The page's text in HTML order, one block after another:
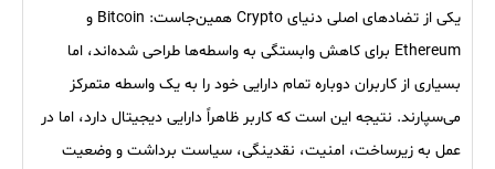
یکی از تضادهای اصلی دنیای Crypto همین‌جاست: Bitcoin و
Ethereum برای کاهش وابستگی به واسطه‌ها طراحی شده‌اند، اما
بسیاری از کاربران دوباره تمام دارایی خود را به یک واسطه متمرکز
می‌سپارند. نتیجه این است که کاربر ظاهراً دارایی دیجیتال دارد، اما در
عمل به زیرساخت، امنیت، نقدینگی، سیاست برداشت و وضعیت